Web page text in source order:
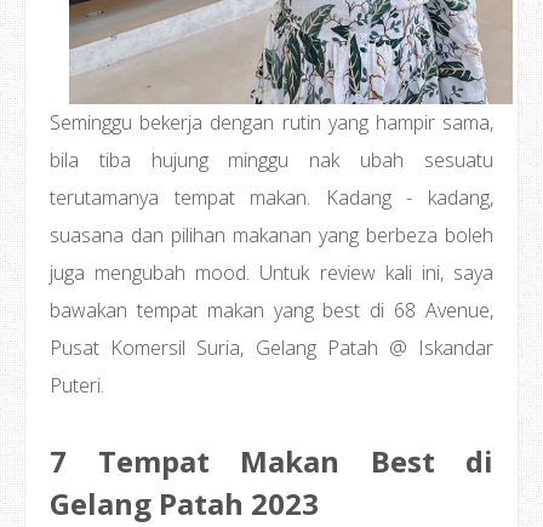
Seminggu bekerja dengan rutin yang hampir sama,
bila tiba hujung minggu nak ubah sesuatu
terutamanya tempat makan. Kadang - kadang,
suasana dan pilihan makanan yang berbeza boleh
juga mengubah mood. Untuk review kali ini, saya
bawakan tempat makan yang best di 68 Avenue,
Pusat Komersil Suria, Gelang Patah @ Iskandar
Puteri.
7 Tempat Makan Best di
Gelang Patah 2023